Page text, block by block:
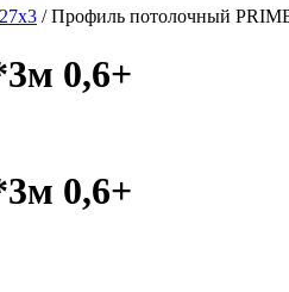
/ Профиль потолочный
0,6+
0,6+